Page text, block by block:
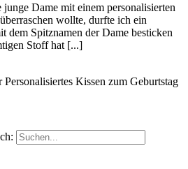
Dame mit einem personalisierten
wollte, durfte ich ein
dem Spitznamen der Dame besticken
Stoff hat [...]
Personalisiertes Kissen zum Geburtstag